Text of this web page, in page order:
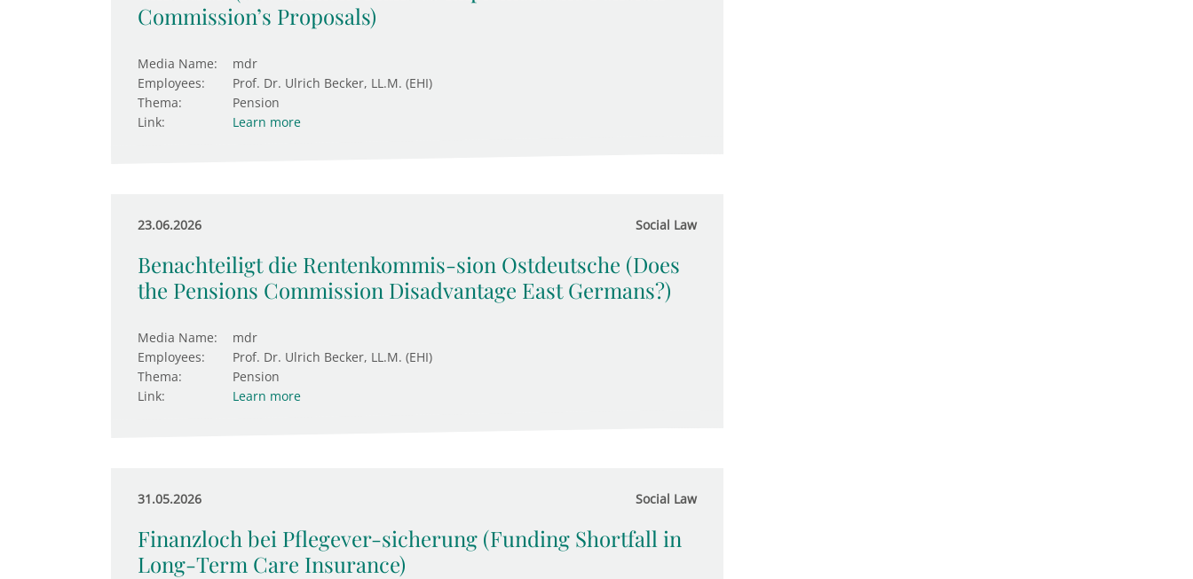
Commission’s Proposals)
Media Name:
mdr
Employees:
Prof. Dr. Ulrich Becker, LL.M. (EHI)
Thema:
Pension
Link:
Learn more
23.06.2026 Social Law
Benachteiligt die Rentenkommis-sion Ostdeutsche (Does
the Pensions Commission Disadvantage East Germans?)
Media Name:
mdr
Employees:
Prof. Dr. Ulrich Becker, LL.M. (EHI)
Thema:
Pension
Link:
Learn more
31.05.2026 Social Law
Finanzloch bei Pflegever-sicherung (Funding Shortfall in
Long-Term Care Insurance)